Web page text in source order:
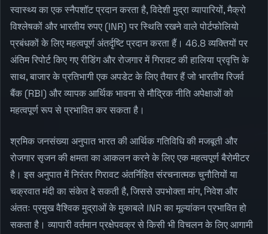
स्वास्थ्य का एक स्नैपशॉट प्रदान करता है, विदेशी मुद्रा व्यापारियों, मैक्रो
विश्लेषकों और भारतीय रुपए (INR) पर स्थिति रखने वाले पोर्टफोलियो
प्रबंधकों के लिए महत्वपूर्ण अंतर्दृष्टि प्रदान करता हैं। 46.8 व्यक्तियों पर
अंतिम रिपोर्ट किए गए रीडिंग और रोजगार में गिरावट की हालिया प्रवृत्ति के
साथ, बाजार के प्रतिभागी एक अपडेट के लिए तैयार हैं जो भारतीय रिजर्व
बैंक (RBI) और व्यापक आर्थिक भावना से मौद्रिक नीति अपेक्षाओं को
महत्वपूर्ण रूप से प्रभावित कर सकता है।
श्रमिक जनसंख्या अनुपात भारत की आर्थिक गतिविधि की मजबूती और
रोजगार सृजन की क्षमता का आकलन करने के लिए एक महत्वपूर्ण बैरोमीटर
है। इस अनुपात में निरंतर गिरावट अंतर्निहित संरचनात्मक चुनौतियों या
चक्रवात मंदी का संकेत दे सकती है, जिससे उपभोक्ता मांग, निवेश और
अंततः प्रमुख वैश्विक मुद्राओं के मुकाबले INR का मूल्यांकन प्रभावित हो
सकता है। व्यापारी वर्तमान प्रक्षेपवक्र से किसी भी विचलन के लिए आगामी